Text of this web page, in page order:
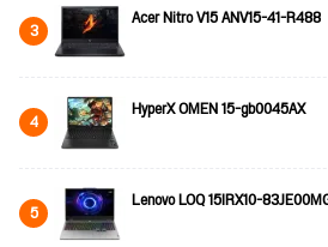
3 Acer Nitro V15 ANV15-41-R488
4 HyperX OMEN 15-gb0045AX
5 Lenovo LOQ 15IRX10-